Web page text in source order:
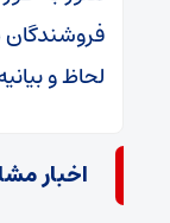
لحاظ و
اخبار